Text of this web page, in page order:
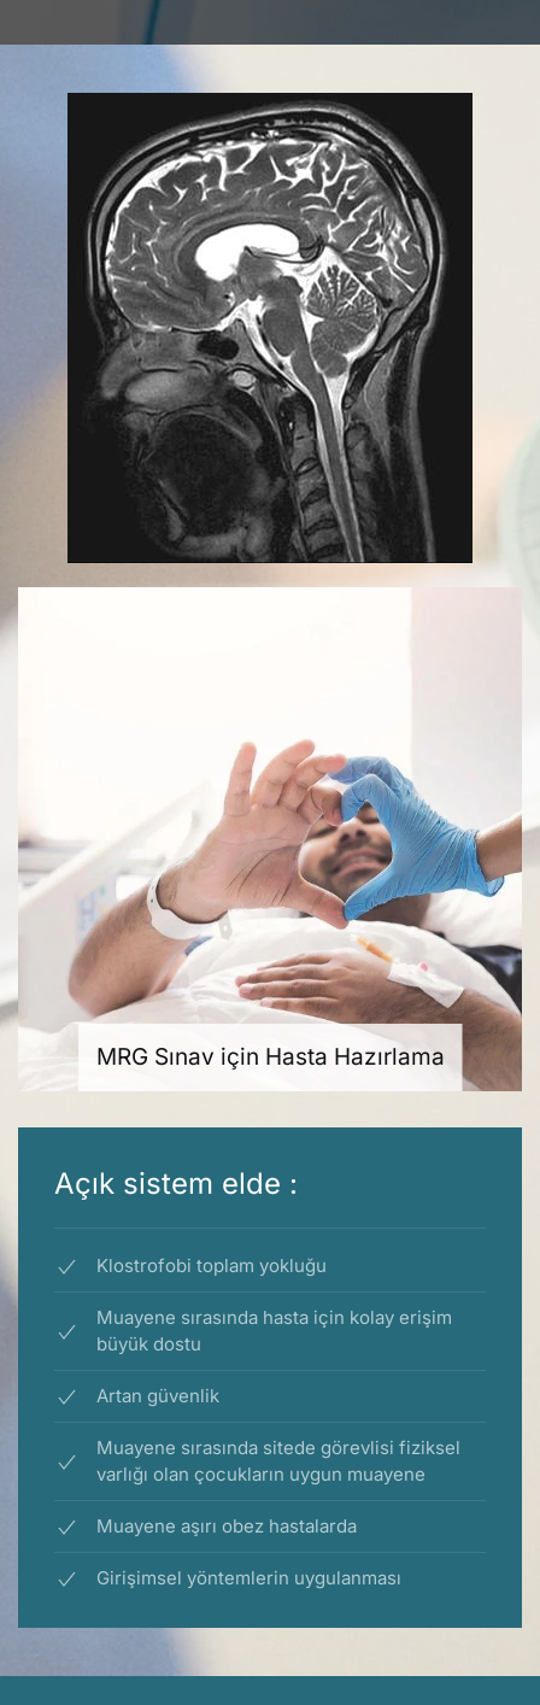
MRG Sınav için Hasta Hazırlama
Açık sistem elde :
Klostrofobi toplam yokluğu
Muayene sırasında hasta için kolay erişim
büyük dostu
Artan güvenlik
Muayene sırasında sitede görevlisi fiziksel
varlığı olan çocukların uygun muayene
Muayene aşırı obez hastalarda
Girişimsel yöntemlerin uygulanması